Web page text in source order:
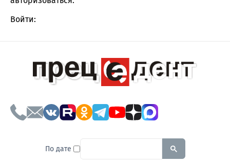
Войти:
По дате To search this site, enter a